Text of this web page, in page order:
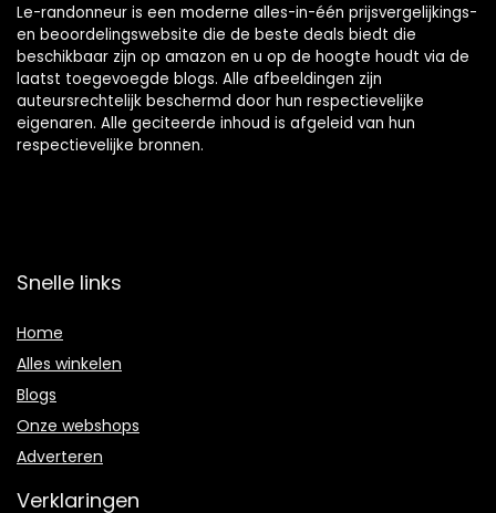
Le-randonneur is een moderne alles-in-één prijsvergelijkings-
en beoordelingswebsite die de beste deals biedt die
beschikbaar zijn op amazon en u op de hoogte houdt via de
laatst toegevoegde blogs. Alle afbeeldingen zijn
auteursrechtelijk beschermd door hun respectievelijke
eigenaren. Alle geciteerde inhoud is afgeleid van hun
respectievelijke bronnen.
Snelle links
Home
Alles winkelen
Blogs
Onze webshops
Adverteren
Verklaringen